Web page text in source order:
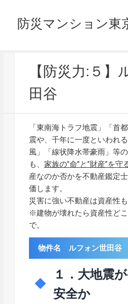
防災マンション東
【防災力:５】
田谷
「東南海トラフ地震」「首
震や、千年に一度といわれ
風」「線状降水帯豪雨」等
も、家族の”命”と”財産”を守
産なのか否かを不動産鑑定
価します。
災害に強い不動産は資産性も
※建物が壊れたら資産性ど
で。
物件名 ルフォン世田谷
１．大地震
安全か